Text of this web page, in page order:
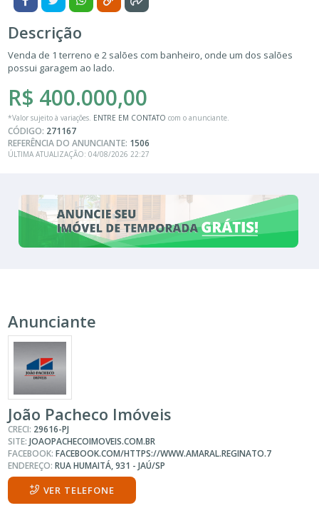
Descrição
Venda de 1 terreno e 2 salões com banheiro, onde um dos salões
possui garagem ao lado.
R$ 400.000,00
*Valor sujeito à variações. ENTRE EM CONTATO com o anunciante.
CÓDIGO: 271167
REFERÊNCIA DO ANUNCIANTE: 1506
ÚLTIMA ATUALIZAÇÃO: 04/08/2026 22:27
Anunciante
João Pacheco Imóveis
CRECI: 29616-PJ
SITE:JOAOPACHECOIMOVEIS.COM.BR
FACEBOOK:FACEBOOK.COM/HTTPS://WWW.AMARAL.REGINATO.7
ENDEREÇO:RUA HUMAITÁ, 931 - JAÚ/SP
VER TELEFONE